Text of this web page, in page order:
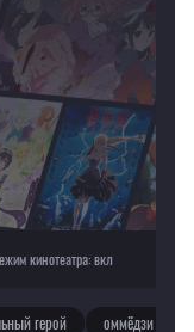
плеер!
кинотеатра:вкл
герой оммёдзи